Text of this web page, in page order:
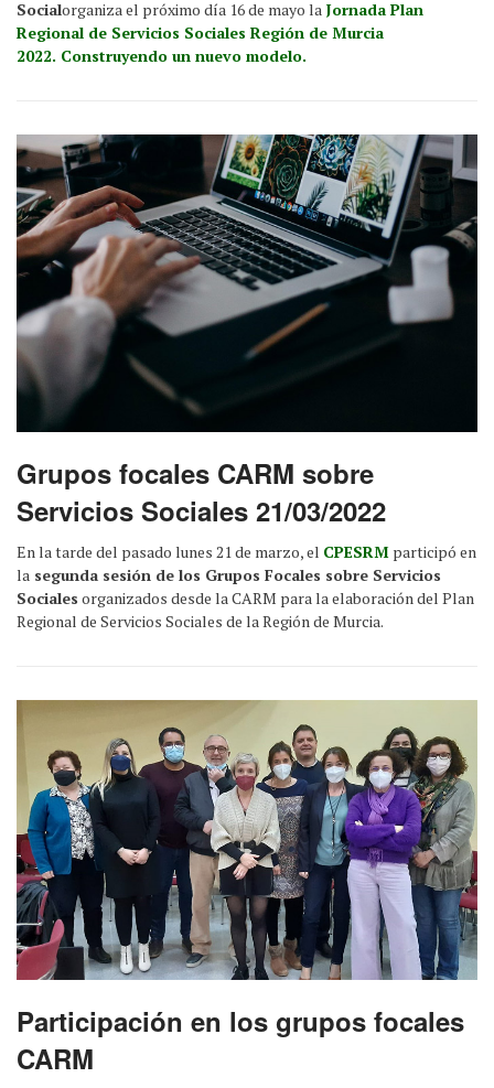
Socialorganiza el próximo día 16 de mayo la Jornada Plan
Regional de Servicios Sociales Región de Murcia
2022. Construyendo un nuevo modelo.
Grupos focales CARM sobre
Servicios Sociales 21/03/2022
En la tarde del pasado lunes 21 de marzo, el CPESRM participó en
la segunda sesión de los Grupos Focales sobre Servicios
Sociales organizados desde la CARM para la elaboración del Plan
Regional de Servicios Sociales de la Región de Murcia.
Participación en los grupos focales
CARM